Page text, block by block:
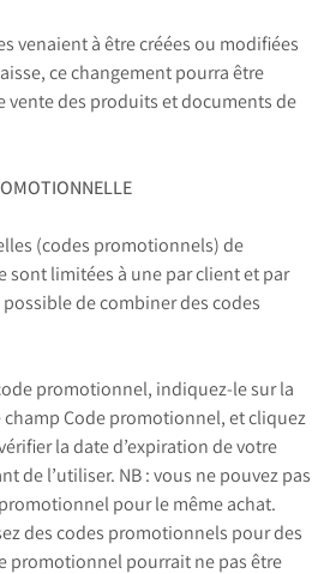
venaient à être créées ou modifiées
ce changement pourra être
vente des produits et documents de
(codes promotionnels) de
sont limitées à une par client et par
de combiner des codes
promotionnel, indiquez-le sur la
champ Code promotionnel, et cliquez
la date d’expiration de votre
de l’utiliser. NB : vous ne pouvez pas
pour le même achat.
des codes promotionnels pour des
promotionnel pourrait ne pas être